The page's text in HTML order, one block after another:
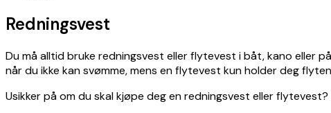
Redningsvest
Du må alltid bruke redningsvest eller flytevest i båt, kano eller
når du ikke kan svømme, mens en flytevest kun holder deg
Usikker på om du skal kjøpe deg en redningsvest eller